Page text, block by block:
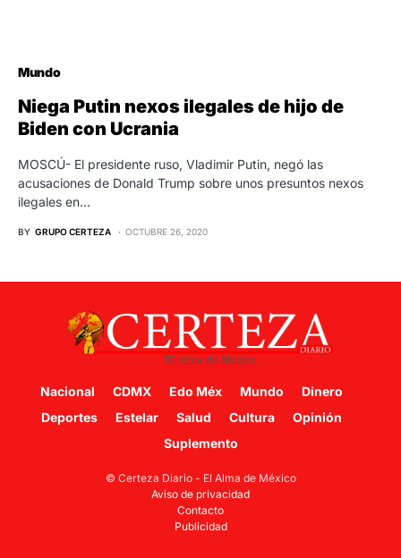
Mundo
Niega Putin nexos ilegales de hijo de
Biden con Ucrania
MOSCÚ- El presidente ruso, Vladimir Putin, negó las
acusaciones de Donald Trump sobre unos presuntos nexos
ilegales en…
BY GRUPO CERTEZA OCTUBRE 26, 2020
Nacional CDMX Edo Méx Mundo
Dinero
Deportes
Estelar Salud Cultura
Opinión
Suplemento
© Certeza Diario - El Alma de México
Aviso de privacidad
Contacto
Publicidad